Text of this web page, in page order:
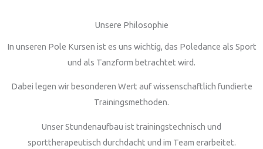
Unsere Philosophie
In unseren Pole Kursen ist es uns wichtig, das Poledance als Sport
und als Tanzform betrachtet wird.
Dabei legen wir besonderen Wert auf wissenschaftlich fundierte
Trainingsmethoden.
Unser Stundenaufbau ist trainingstechnisch und
sporttherapeutisch durchdacht und im Team erarbeitet.